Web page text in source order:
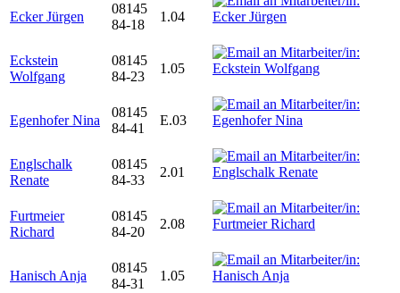
Ecker Jürgen
08145
84-18
1.04
Eckstein
Wolfgang
08145
84-23
1.05
Egenhofer Nina
08145
84-41
E.03
Englschalk
Renate
08145
84-33
2.01
Furtmeier
Richard
08145
84-20
2.08
Hanisch Anja
08145
84-31
1.05